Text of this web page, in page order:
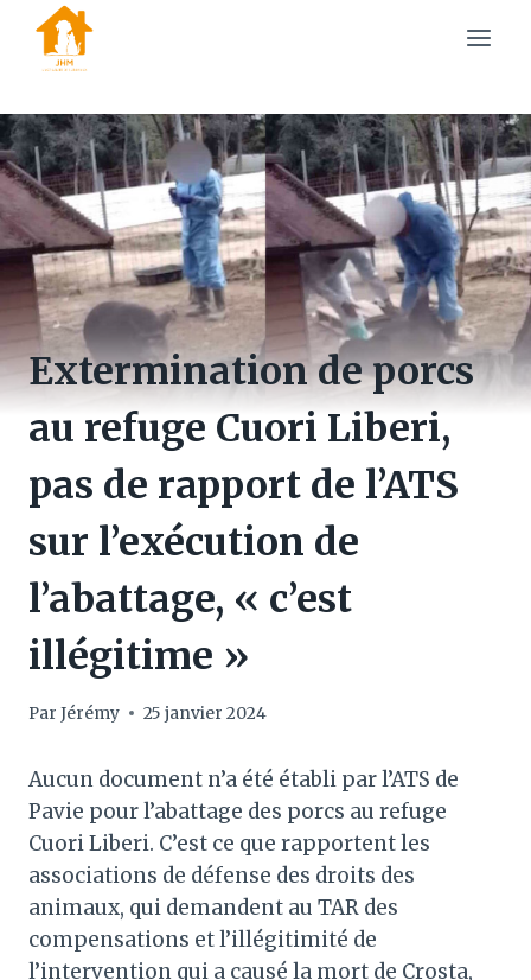
content
Extermination de porcs
au refuge Cuori Liberi,
pas de rapport de l’ATS
sur l’exécution de
l’abattage, « c’est
illégitime »
Par Jérémy 25 janvier 2024
Aucun document n’a été établi par l’ATS de
Pavie pour l’abattage des porcs au refuge
Cuori Liberi. C’est ce que rapportent les
associations de défense des droits des
animaux, qui demandent au TAR des
compensations et l’illégitimité de
l’intervention qui a causé la mort de Crosta,